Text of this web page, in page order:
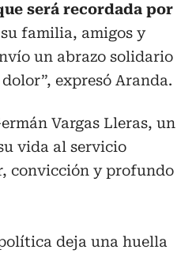
será recordada por
su familia, amigos y
un abrazo solidario
expresó Aranda.
Vargas Lleras, un
vida al servicio
convicción y profundo
deja una huella